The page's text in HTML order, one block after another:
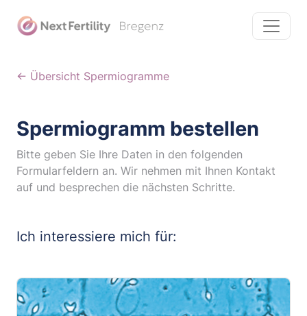
← Übersicht Spermiogramme
Spermiogramm bestellen
Bitte geben Sie Ihre Daten in den folgenden
Formularfeldern an. Wir nehmen mit Ihnen Kontakt
auf und besprechen die nächsten Schritte.
Ich interessiere mich für: